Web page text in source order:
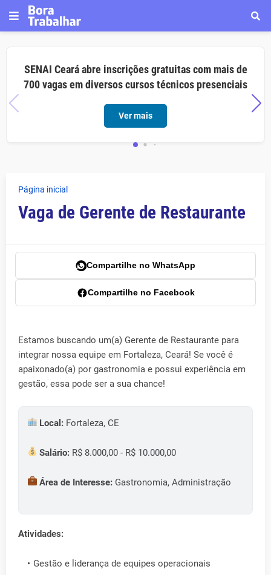
SENAI Ceará abre inscrições gratuitas com mais de
700 vagas em diversos cursos técnicos presenciais
Ver mais
Página inicial
Vaga de Gerente de Restaurante
Compartilhe no WhatsApp
Compartilhe no Facebook
Estamos buscando um(a) Gerente de Restaurante para
integrar nossa equipe em Fortaleza, Ceará! Se você é
apaixonado(a) por gastronomia e possui experiência em
gestão, essa pode ser a sua chance!
Local: Fortaleza, CE
Salário: R$ 8.000,00 - R$ 10.000,00
Área de Interesse: Gastronomia, Administração
Atividades:
Gestão e liderança de equipes operacionais